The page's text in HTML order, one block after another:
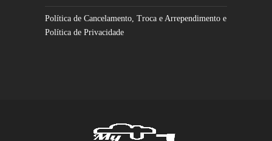
Política de Cancelamento, Troca e Arrependimento e
Política de Privacidade